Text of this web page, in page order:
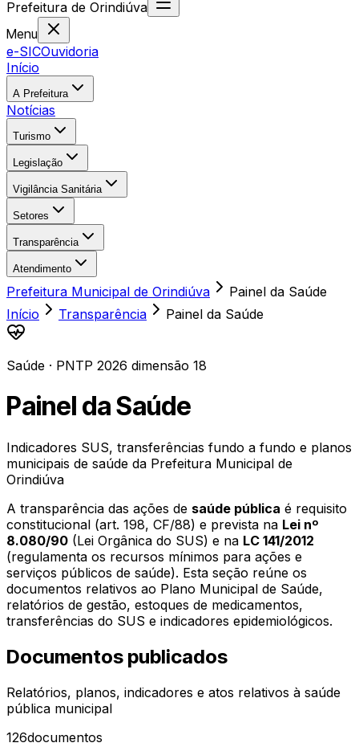
Prefeitura de Orindiúva
Menu
e-SICOuvidoria
Início
A Prefeitura
Notícias
Turismo
Legislação
Vigilância Sanitária
Setores
Transparência
Atendimento
Prefeitura Municipal de Orindiúva
Painel da Saúde
Início
Transparência Painel da Saúde
Saúde · PNTP 2026 dimensão 18
Painel da Saúde
Indicadores SUS, transferências fundo a fundo e planos
municipais de saúde da Prefeitura Municipal de
Orindiúva
A transparência das ações de saúde pública é requisito
constitucional (art. 198, CF/88) e prevista na Lei nº
8.080/90 (Lei Orgânica do SUS) e na LC 141/2012
(regulamenta os recursos mínimos para ações e
serviços públicos de saúde). Esta seção reúne os
documentos relativos ao Plano Municipal de Saúde,
relatórios de gestão, estoques de medicamentos,
transferências do SUS e indicadores epidemiológicos.
Documentos publicados
Relatórios, planos, indicadores e atos relativos à saúde
pública municipal
126documentos